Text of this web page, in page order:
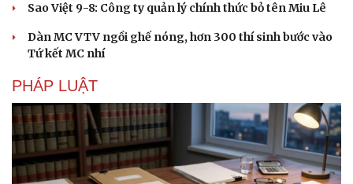
Sao Việt 9-8: Công ty quản lý chính thức bỏ tên Miu Lê
Dàn MC VTV ngồi ghế nóng, hơn 300 thí sinh bước vào
Tứ kết MC nhí
PHÁP LUẬT